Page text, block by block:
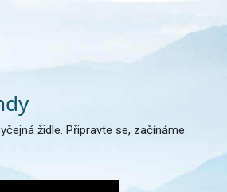
židle. Připravte se, začínáme.